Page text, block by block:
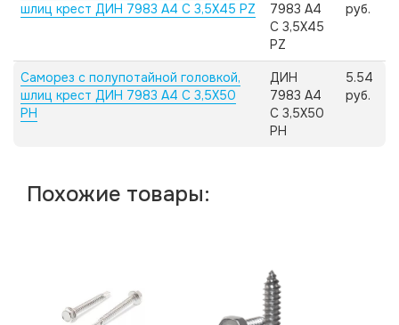
шлиц крест ДИН 7983 А4 C 3,5X45 PZ
7983 А4
C 3,5X45
PZ
руб.
Саморез с полупотайной головкой,
шлиц крест ДИН 7983 А4 C 3,5X50
PH
ДИН
7983 А4
C 3,5X50
PH
5.54
руб.
Похожие товары: